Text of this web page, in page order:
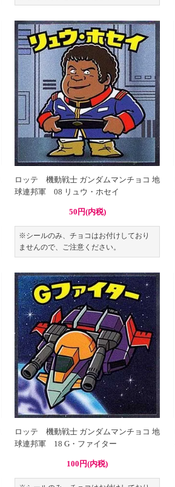
ロッテ 機動戦士 ガンダムマンチョコ 地
球連邦軍 08 リュウ・ホセイ
50円(内税)
※シールのみ、チョコはお付けしており
ませんので、ご注意ください。
ロッテ 機動戦士 ガンダムマンチョコ 地
球連邦軍 18 G・ファイター
100円(内税)